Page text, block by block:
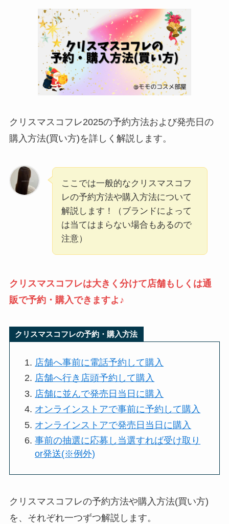
クリスマスコフレ2025の予約方法および発売日の
購入方法(買い方)を詳しく解説します。
ここでは一般的なクリスマスコフ
レの予約方法や購入方法について
解説します！（ブランドによって
は当てはまらない場合もあるので
注意）
クリスマスコフレは大きく分けて店舗もしくは通
販で予約・購入できますよ♪
クリスマスコフレの予約・購入方法
店舗へ事前に電話予約して購入
店舗へ行き店頭予約して購入
店舗に並んで発売日当日に購入
オンラインストアで事前に予約して購入
オンラインストアで発売日当日に購入
事前の抽選に応募し当選すれば受け取り
or発送(※例外)
クリスマスコフレの予約方法や購入方法(買い方)
を、それぞれ一つずつ解説します。